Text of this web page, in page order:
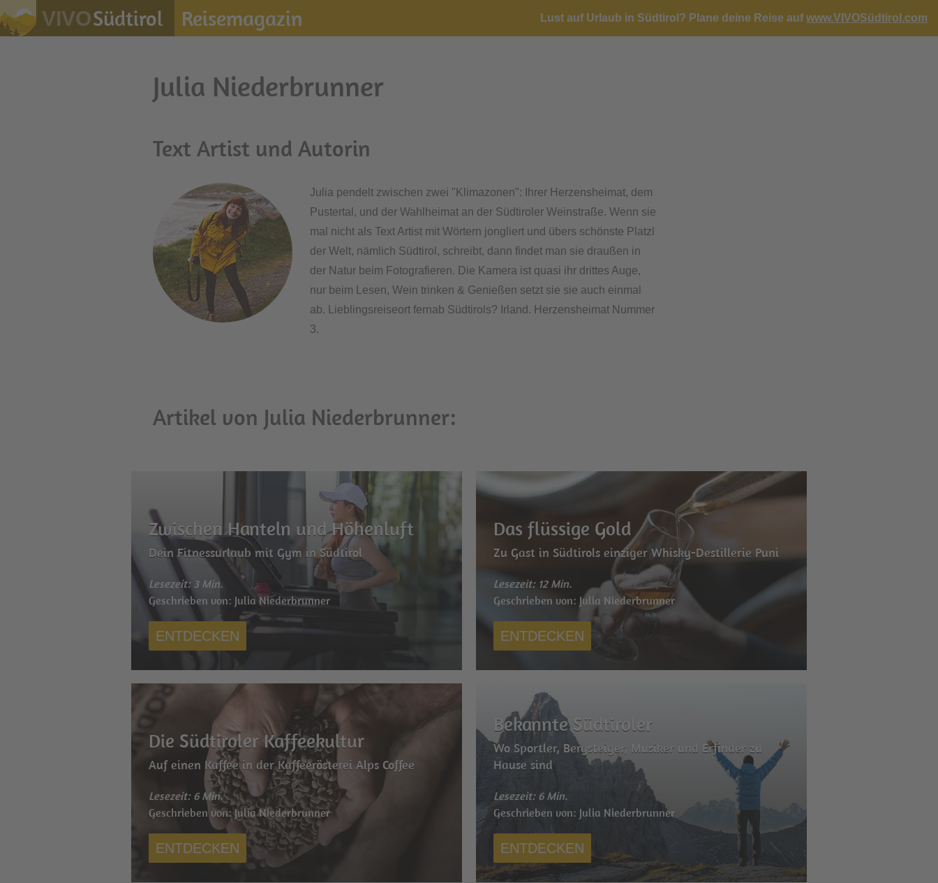
VIVOSüdtirol Reisemagazin Lust auf Urlaub in Südtirol? Plane deine Reise aufwww.VIVOSüdtirol.com
Julia Niederbrunner
Text Artist und Autorin
Julia pendelt zwischen zwei "Klimazonen": Ihrer Herzensheimat, dem
Pustertal, und der Wahlheimat an der Südtiroler Weinstraße. Wenn sie
mal nicht als Text Artist mit Wörtern jongliert und übers schönste Platzl
der Welt, nämlich Südtirol, schreibt, dann findet man sie draußen in
der Natur beim Fotografieren. Die Kamera ist quasi ihr drittes Auge,
nur beim Lesen, Wein trinken & Genießen setzt sie sie auch einmal
ab. Lieblingsreiseort fernab Südtirols? Irland. Herzensheimat Nummer
3.
Artikel von Julia Niederbrunner:
Zwischen Hanteln und Höhenluft
Dein Fitnessurlaub mit Gym in Südtirol
Lesezeit: 3 Min.
Geschrieben von: Julia Niederbrunner
ENTDECKEN
Das flüssige Gold
Zu Gast in Südtirols einziger Whisky-Destillerie Puni
Lesezeit: 12 Min.
Geschrieben von: Julia Niederbrunner
ENTDECKEN
Die Südtiroler Kaffeekultur
Auf einen Kaffee in der Kaffeerösterei Alps Coffee
Lesezeit: 6 Min.
Geschrieben von: Julia Niederbrunner
ENTDECKEN
Bekannte Südtiroler
Wo Sportler, Bergsteiger, Musiker und Erfinder zu
Hause sind
Lesezeit: 6 Min.
Geschrieben von: Julia Niederbrunner
ENTDECKEN